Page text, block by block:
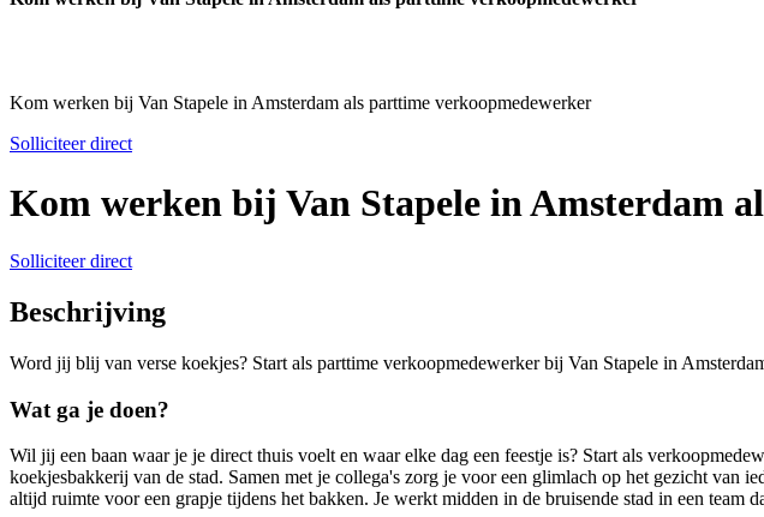
Kom werken bij Van Stapele in Amsterdam als parttime verkoopmedewerker
Solliciteer direct
Kom werken bij Van Stapele in Amsterdam
Solliciteer direct
Beschrijving
Word jij blij van verse koekjes? Start als parttime verkoopmedewerker bij Van Stapele in
Wat ga je doen?
Wil jij een baan waar je je direct thuis voelt en waar elke dag een feestje is? Start als
koekjesbakkerij van de stad. Samen met je collega's zorg je voor een glimlach op het gezicht
altijd ruimte voor een grapje tijdens het bakken. Je werkt midden in de bruisende stad in een team